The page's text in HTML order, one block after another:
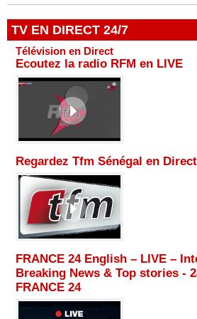
TV EN DIRECT 24/7
Télévision en Direct
Ecoutez la radio RFM en LIVE
Regardez Tfm Sénégal en Direct
FRANCE 24 English – LIVE –
Breaking News & Top stories -
FRANCE 24